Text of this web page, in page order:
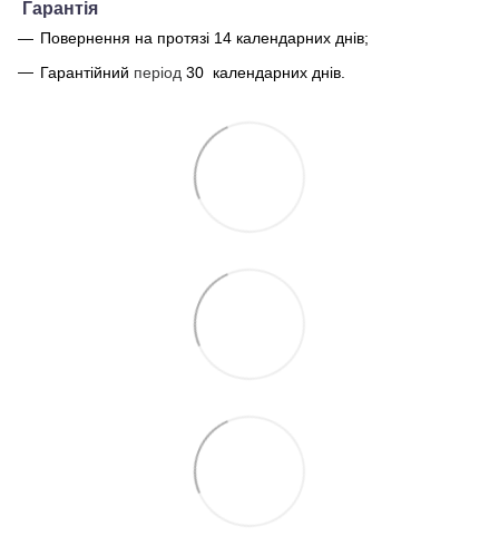
Гарантія
Повернення на протязі 14 календарних днів;
Гарантійний період 30 календарних днів.